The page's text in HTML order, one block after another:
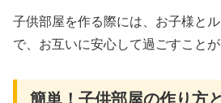
子供部屋を作る際には、お子様と
で、お互いに安心して過ごすことが
簡単！子供部屋の作り方